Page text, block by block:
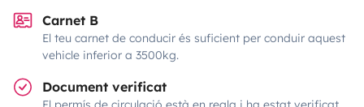
Carnet B
El teu carnet de conducir és suficient per conduir aquest
vehicle inferior a 3500kg.
Document verificat